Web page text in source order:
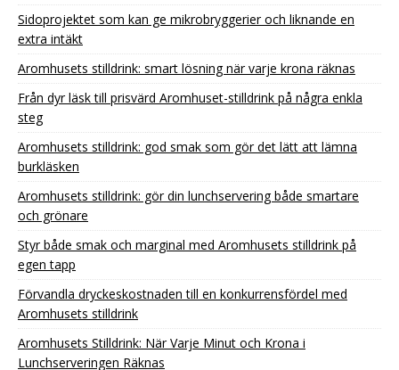
Sidoprojektet som kan ge mikrobryggerier och liknande en
extra intäkt
Aromhusets stilldrink: smart lösning när varje krona räknas
Från dyr läsk till prisvärd Aromhuset-stilldrink på några enkla
steg
Aromhusets stilldrink: god smak som gör det lätt att lämna
burkläsken
Aromhusets stilldrink: gör din lunchservering både smartare
och grönare
Styr både smak och marginal med Aromhusets stilldrink på
egen tapp
Förvandla dryckeskostnaden till en konkurrensfördel med
Aromhusets stilldrink
Aromhusets Stilldrink: När Varje Minut och Krona i
Lunchserveringen Räknas